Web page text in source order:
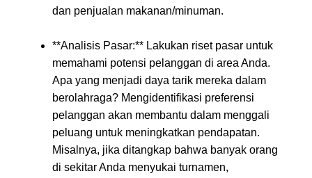
dan penjualan makanan/minuman.
**Analisis Pasar:** Lakukan riset pasar untuk
memahami potensi pelanggan di area Anda.
Apa yang menjadi daya tarik mereka dalam
berolahraga? Mengidentifikasi preferensi
pelanggan akan membantu dalam menggali
peluang untuk meningkatkan pendapatan.
Misalnya, jika ditangkap bahwa banyak orang
di sekitar Anda menyukai turnamen,